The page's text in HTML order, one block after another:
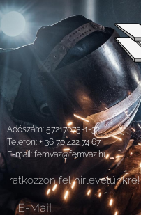
Adószám: 57217075-1-32
Telefon: + 36 70 422 74 67
E-mail: femvaz@femvaz.hu
Iratkozzon fel hírlevelünkre!